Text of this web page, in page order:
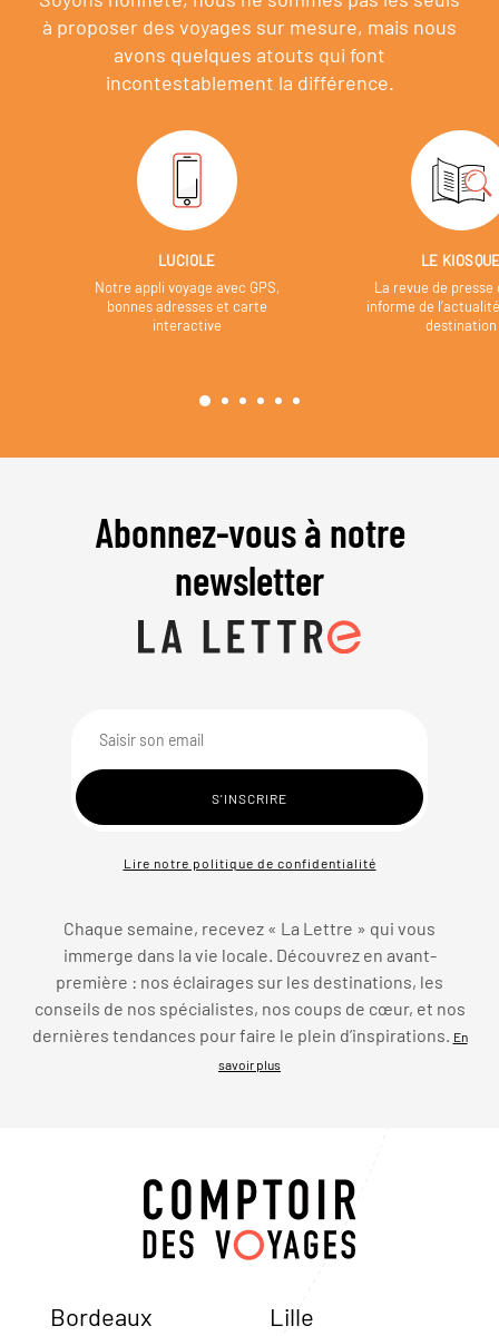
à proposer des voyages sur mesure, mais nous
avons quelques atouts qui font
incontestablement la différence.
LUCIOLE
Notre appli voyage avec GPS,
bonnes adresses et carte
interactive
LE
La revue de presse
informe de
destination
Abonnez-vous à notre
newsletter
Lire notre politique de confidentialité
Chaque semaine, recevez « La Lettre » qui vous
immerge dans la vie locale. Découvrez en avant-
première : nos éclairages sur les destinations, les
conseils de nos spécialistes, nos coups de cœur, et nos
dernières tendances pour faire le plein d’inspirations.
En
savoir plus
Bordeaux Lille